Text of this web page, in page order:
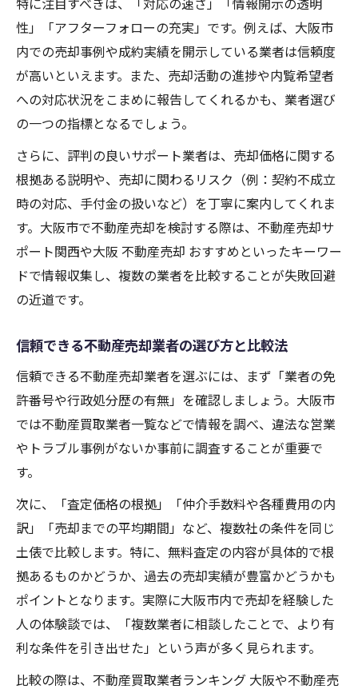
性」「アフターフォローの充実」です。例えば、大阪市
内での売却事例や成約実績を開示している業者は信頼度
が高いといえます。また、売却活動の進捗や内覧希望者
への対応状況をこまめに報告してくれるかも、業者選び
の一つの指標となるでしょう。
さらに、評判の良いサポート業者は、売却価格に関する
根拠ある説明や、売却に関わるリスク（例：契約不成立
時の対応、手付金の扱いなど）を丁寧に案内してくれま
す。大阪市で不動産売却を検討する際は、不動産売却サ
ポート関西や大阪 不動産売却 おすすめといったキーワー
ドで情報収集し、複数の業者を比較することが失敗回避
の近道です。
信頼できる不動産売却業者の選び方と比較法
信頼できる不動産売却業者を選ぶには、まず「業者の免
許番号や行政処分歴の有無」を確認しましょう。大阪市
では不動産買取業者一覧などで情報を調べ、違法な営業
やトラブル事例がないか事前に調査することが重要で
す。
次に、「査定価格の根拠」「仲介手数料や各種費用の内
訳」「売却までの平均期間」など、複数社の条件を同じ
土俵で比較します。特に、無料査定の内容が具体的で根
拠あるものかどうか、過去の売却実績が豊富かどうかも
ポイントとなります。実際に大阪市内で売却を経験した
人の体験談では、「複数業者に相談したことで、より有
利な条件を引き出せた」という声が多く見られます。
比較の際は、不動産買取業者ランキング 大阪や不動産売